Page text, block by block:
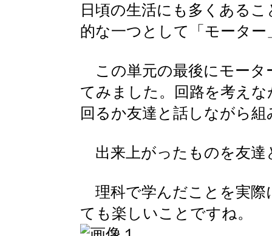
日頃の生活にも多くある
的な一つとして「モーター
この単元の最後にモータ
てみました。回路を考え
回るか友達と話しながら
出来上がったものを友達
理科で学んだことを実際
ても楽しいことですね。